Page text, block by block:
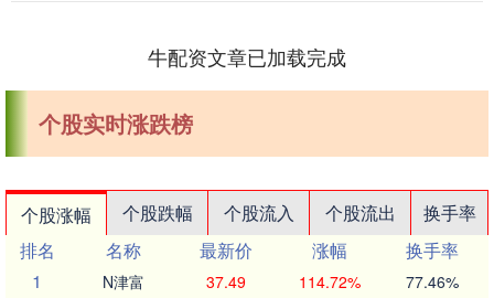
牛配资文章已加载完成
个股实时涨跌榜
个股涨幅 个股跌幅 个股流入 个股流出
换手率
排名
名称 最新价 涨幅
换手率
1
N津富 37.49 114.72% 77.46%